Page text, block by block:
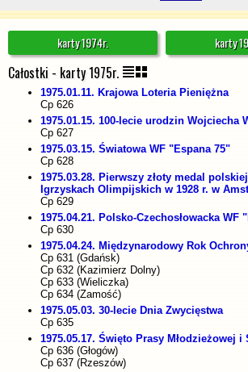
karty 1974r. karty
Całostki - karty 1975r.
1975.01.11. Krajowa Loteria Pieniężna
Cp 626
1975.01.15. 100-lecie urodzin Wojciecha
Cp 627
1975.03.15. Światowa WF "Espana 75"
Cp 628
1975.03.28. Pierwszy złoty medal
Igrzyskach Olimpijskich w 1928 r. w
Cp 629
1975.04.21. Polsko-Czechosłowacka WF
Cp 630
1975.04.24. Międzynarodowy Rok
Cp 631 (Gdańsk)
Cp 632 (Kazimierz Dolny)
Cp 633 (Wieliczka)
Cp 634 (Zamość)
1975.05.03. 30-lecie Dnia Zwycięstwa
Cp 635
1975.05.17. Święto Prasy Młodzieżowej i
Cp 636 (Głogów)
Cp 637 (Rzeszów)